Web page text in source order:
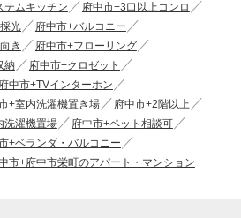
テムキッチン
府中市+3口以上コンロ
光
府中市+バルコニー
き
府中市+フローリング
納
府中市+クロゼット
府中市+TVインターホン
+室内洗濯機置き場
府中市+2階以上
洗濯機置場
府中市+ペット相談可
+ベランダ・バルコニー
市+府中市栄町のアパート・マンション